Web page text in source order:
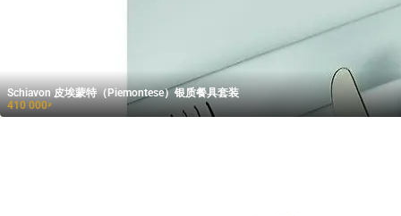
Schiavon 皮埃蒙特（Piemontese）银质餐具套装
410 000₽